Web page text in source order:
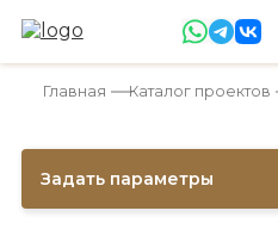
Главная Каталог проектов
Задать параметры